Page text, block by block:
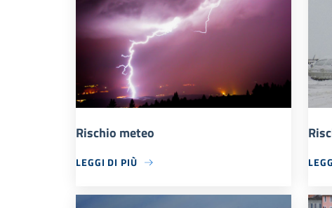
Rischio meteo
LEGGI DI PIÙ